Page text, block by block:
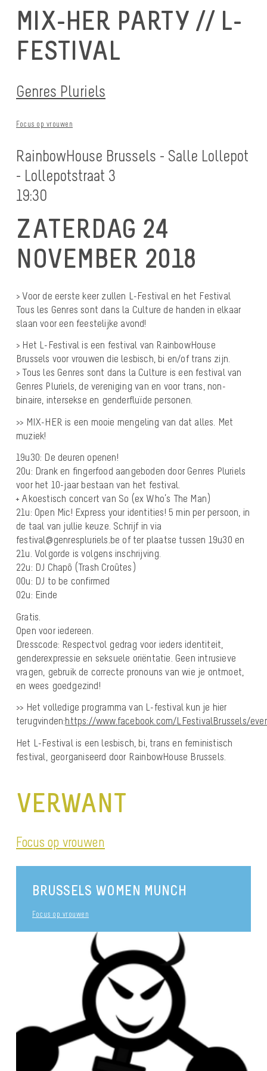
MIX-HER PARTY // L-
FESTIVAL
Genres Pluriels
Focus op vrouwen
RainbowHouse Brussels - Salle Lollepot
- Lollepotstraat 3
19:30
ZATERDAG 24
NOVEMBER 2018
> Voor de eerste keer zullen L-Festival en het Festival
Tous les Genres sont dans la Culture de handen in elkaar
slaan voor een feestelijke avond!
> Het L-Festival is een festival van RainbowHouse
Brussels voor vrouwen die lesbisch, bi en/of trans zijn.
> Tous les Genres sont dans la Culture is een festival van
Genres Pluriels, de vereniging van en voor trans, non-
binaire, intersekse en genderfluïde personen.
>> MIX-HER is een mooie mengeling van dat alles. Met
muziek!
19u30: De deuren openen!
20u: Drank en fingerfood aangeboden door Genres Pluriels
voor het 10-jaar bestaan van het festival.
+ Akoestisch concert van So (ex Who’s The Man)
21u: Open Mic! Express your identities! 5 min per persoon, in
de taal van jullie keuze. Schrijf in via
festival@genrespluriels.be of ter plaatse tussen 19u30 en
21u. Volgorde is volgens inschrijving.
22u: DJ Chapô (Trash Croûtes)
00u: DJ to be confirmed
02u: Einde
Gratis.
Open voor iedereen.
Dresscode: Respectvol gedrag voor ieders identiteit,
genderexpressie en seksuele oriëntatie. Geen intrusieve
vragen, gebruik de correcte pronouns van wie je ontmoet,
en wees goedgezind!
>> Het volledige programma van L-festival kun je hier
terugvinden:https://www.facebook.com/LFestivalBrussels/
Het L-Festival is een lesbisch, bi, trans en feministisch
festival, georganiseerd door RainbowHouse Brussels.
VERWANT
Focus op vrouwen
BRUSSELS WOMEN MUNCH
Focus op vrouwen